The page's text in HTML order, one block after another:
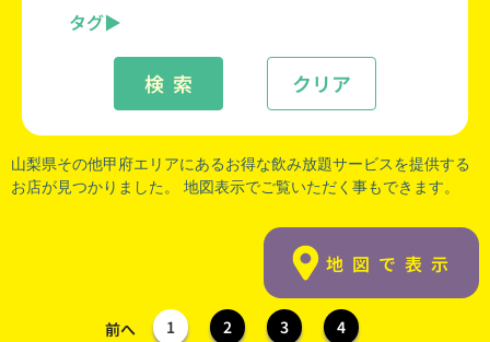
タグ
クリア
検 索
山梨県その他甲府エリアにあるお得な飲み放題サービスを提供する
お店が見つかりました。 地図表示でご覧いただく事もできます。
地図で表示
前へ 1 2 3 4